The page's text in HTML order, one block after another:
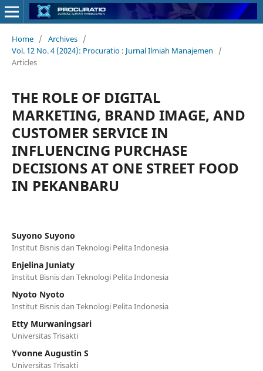
Home / Archives /
Vol. 12 No. 4 (2024): Procuratio : Jurnal Ilmiah Manajemen
/
Articles
THE ROLE OF DIGITAL
MARKETING, BRAND IMAGE, AND
CUSTOMER SERVICE IN
INFLUENCING PURCHASE
DECISIONS AT ONE STREET FOOD
IN PEKANBARU
Suyono Suyono
Institut Bisnis dan Teknologi Pelita Indonesia
Enjelina Juniaty
Institut Bisnis dan Teknologi Pelita Indonesia
Nyoto Nyoto
Institut Bisnis dan Teknologi Pelita Indonesia
Etty Murwaningsari
Universitas Trisakti
Yvonne Augustin S
Universitas Trisakti